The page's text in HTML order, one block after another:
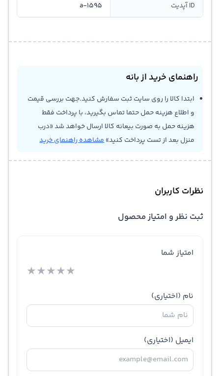
ID آپدیت a-1595
راهنمای خرید از بانه
ابتدا کالا را روی سایت ثبت سفارش کنید.جهت بررسی قیمت
و اطلاع هزینه حمل حتما تماس بگیرید، با پرداخت فقط
هزینه حمل به صورت بیعانه کالا ارسال خواهد شد «درب
منزل بعد از تست پرداخت کنید»مشاهده راهنمای خرید
نظرات کاربران
ثبت نظر و امتیاز محصول
امتیاز شما
★★★★★
نام (اختیاری)
ایمیل (اختیاری)